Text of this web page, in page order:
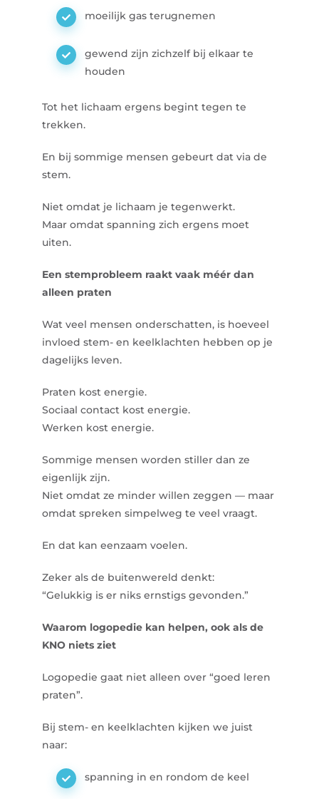
moeilijk gas terugnemen
gewend zijn zichzelf bij elkaar te
houden
Tot het lichaam ergens begint tegen te
trekken.
En bij sommige mensen gebeurt dat via de
stem.
Niet omdat je lichaam je tegenwerkt.
Maar omdat spanning zich ergens moet
uiten.
Een stemprobleem raakt vaak méér dan
alleen praten
Wat veel mensen onderschatten, is hoeveel
invloed stem- en keelklachten hebben op je
dagelijks leven.
Praten kost energie.
Sociaal contact kost energie.
Werken kost energie.
Sommige mensen worden stiller dan ze
eigenlijk zijn.
Niet omdat ze minder willen zeggen — maar
omdat spreken simpelweg te veel vraagt.
En dat kan eenzaam voelen.
Zeker als de buitenwereld denkt:
“Gelukkig is er niks ernstigs gevonden.”
Waarom logopedie kan helpen, ook als de
KNO niets ziet
Logopedie gaat niet alleen over “goed leren
praten”.
Bij stem- en keelklachten kijken we juist
naar:
spanning in en rondom de keel